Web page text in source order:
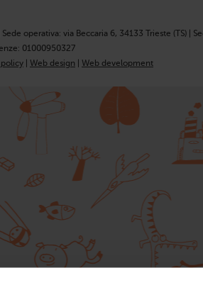
Sede operativa: via Beccaria 6, 34133 Trieste (TS) |
01000950327
Web design Web development